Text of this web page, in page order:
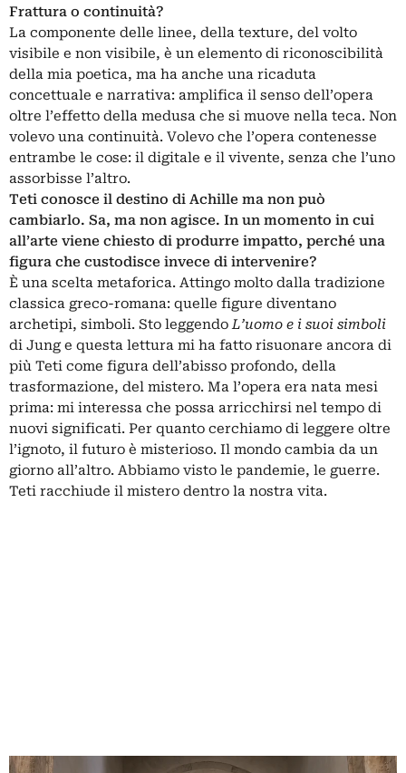
Frattura o continuità?
La componente delle linee, della texture, del volto
visibile e non visibile, è un elemento di riconoscibilità
della mia poetica, ma ha anche una ricaduta
concettuale e narrativa: amplifica il senso dell’opera
oltre l’effetto della medusa che si muove nella teca. Non
volevo una continuità. Volevo che l’opera contenesse
entrambe le cose: il digitale e il vivente, senza che l’uno
assorbisse l’altro.
Teti conosce il destino di Achille ma non può
cambiarlo. Sa, ma non agisce. In un momento in cui
all’arte viene chiesto di produrre impatto, perché una
figura che custodisce invece di intervenire?
È una scelta metaforica. Attingo molto dalla tradizione
classica greco-romana: quelle figure diventano
archetipi, simboli. Sto leggendoL’uomo e i suoi simboli
di Jung e questa lettura mi ha fatto risuonare ancora di
più Teti come figura dell’abisso profondo, della
trasformazione, del mistero. Ma l’opera era nata mesi
prima: mi interessa che possa arricchirsi nel tempo di
nuovi significati. Per quanto cerchiamo di leggere oltre
l’ignoto, il futuro è misterioso. Il mondo cambia da un
giorno all’altro. Abbiamo visto le pandemie, le guerre.
Teti racchiude il mistero dentro la nostra vita.